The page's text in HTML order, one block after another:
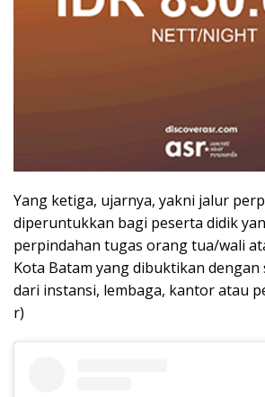
Yang ketiga, ujarnya, yakni jalur
diperuntukkan bagi peserta didik
perpindahan tugas orang tua/wali
Kota Batam yang dibuktikan
dari instansi, lembaga, kantor atau
r)